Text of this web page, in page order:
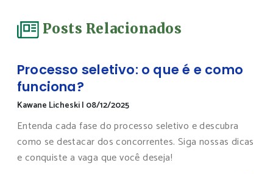
Posts Relacionados
Processo seletivo: o que é e como
funciona?
Kawane Licheski| 08/12/2025
Entenda cada fase do processo seletivo e descubra
como se destacar dos concorrentes. Siga nossas dicas
e conquiste a vaga que você deseja!